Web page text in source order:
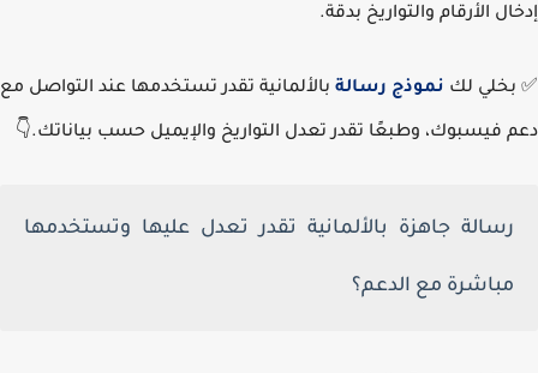
الأرقام والتواريخ بدقة.
لكنموذج رسالةبالألمانية تقدر تستخدمها عند التواصل مع
فيسبوك، وطبعًا تقدر تعدل التواريخ والإيميل حسب بياناتك.👇
رسالة جاهزة بالألمانية تقدر تعدل عليها وتستخدمها
مباشرة مع الدعم؟